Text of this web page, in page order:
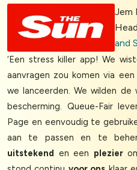
Jem
and
‘Een stress killer app! We
aanvragen zou komen via
we lanceerden. We wilden
bescherming. Queue-Fair
Page en eenvoudig te
aan te passen en te
uitstekend
en een plezier
Cookies & Privacy
Queue-Fair.com uses
and improve your
cookie usage or
categories individually.